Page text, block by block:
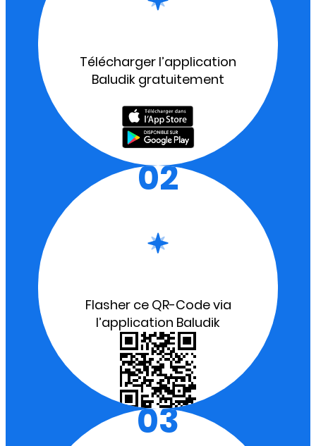
Télécharger l’application
Baludik gratuitement
02
Flasher ce QR-Code via
l’application Baludik
03